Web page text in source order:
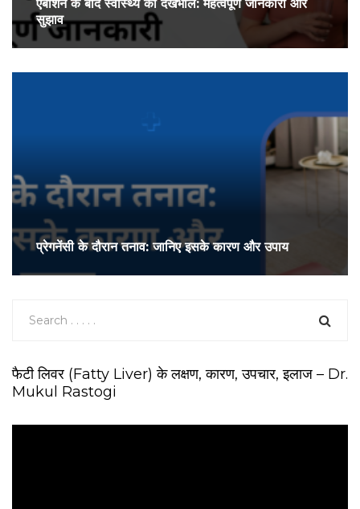
एबॉर्शन के बाद स्वास्थ्य की देखभाल: महत्वपूर्ण जानकारी और
सुझाव
प्रेगनेंसी के दौरान तनाव: जानिए इसके कारण और उपाय
फैटी लिवर (Fatty Liver) के लक्षण, कारण, उपचार, इलाज – Dr.
Mukul Rastogi